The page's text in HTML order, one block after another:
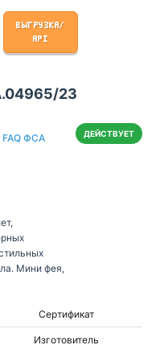
ВЫГРУЗКА/
API
23
FAQ ФСА
Мини фея,
ДЕЙСТВУЕТ
Сертификат
Изготовитель